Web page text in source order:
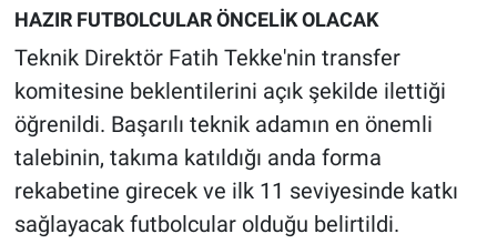
HAZIR FUTBOLCULAR ÖNCELİK OLACAK
Teknik Direktör Fatih Tekke'nin transfer
komitesine beklentilerini açık şekilde ilettiği
öğrenildi. Başarılı teknik adamın en önemli
talebinin, takıma katıldığı anda forma
rekabetine girecek ve ilk 11 seviyesinde katkı
sağlayacak futbolcular olduğu belirtildi.